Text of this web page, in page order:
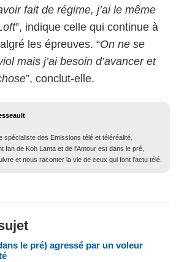
fait de régime, j’ai le même
”, indique celle qui continue à
les épreuves. “On ne se
mais j’ai besoin d’avancer et
”, conclut-elle.
spécialiste des Emissions télé et téléréalité.
fan de Koh Lanta et de l'Amour est dans le pré,
et nous raconter la vie de ceux qui font l'actu télé.
le pré) agressé par un voleur